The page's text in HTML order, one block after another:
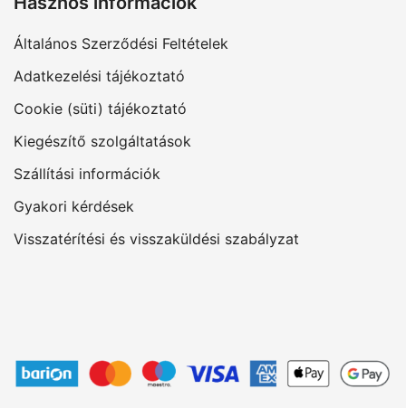
Általános Szerződési Feltételek
Adatkezelési tájékoztató
Cookie (süti) tájékoztató
Kiegészítő szolgáltatások
Szállítási információk
Gyakori kérdések
Visszatérítési és visszaküldési szabályzat